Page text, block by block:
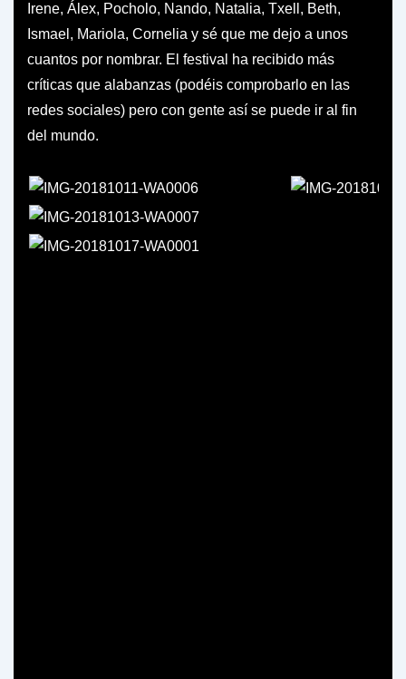
Irene, Álex, Pocholo, Nando, Natalia, Txell, Beth,
Ismael, Mariola, Cornelia y sé que me dejo a unos
cuantos por nombrar. El festival ha recibido más
críticas que alabanzas (podéis comprobarlo en las
redes sociales) pero con gente así se puede ir al fin
del mundo.